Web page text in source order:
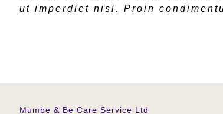
ut imperdiet nisi. Proin
Mumbe & Be Care Service Ltd